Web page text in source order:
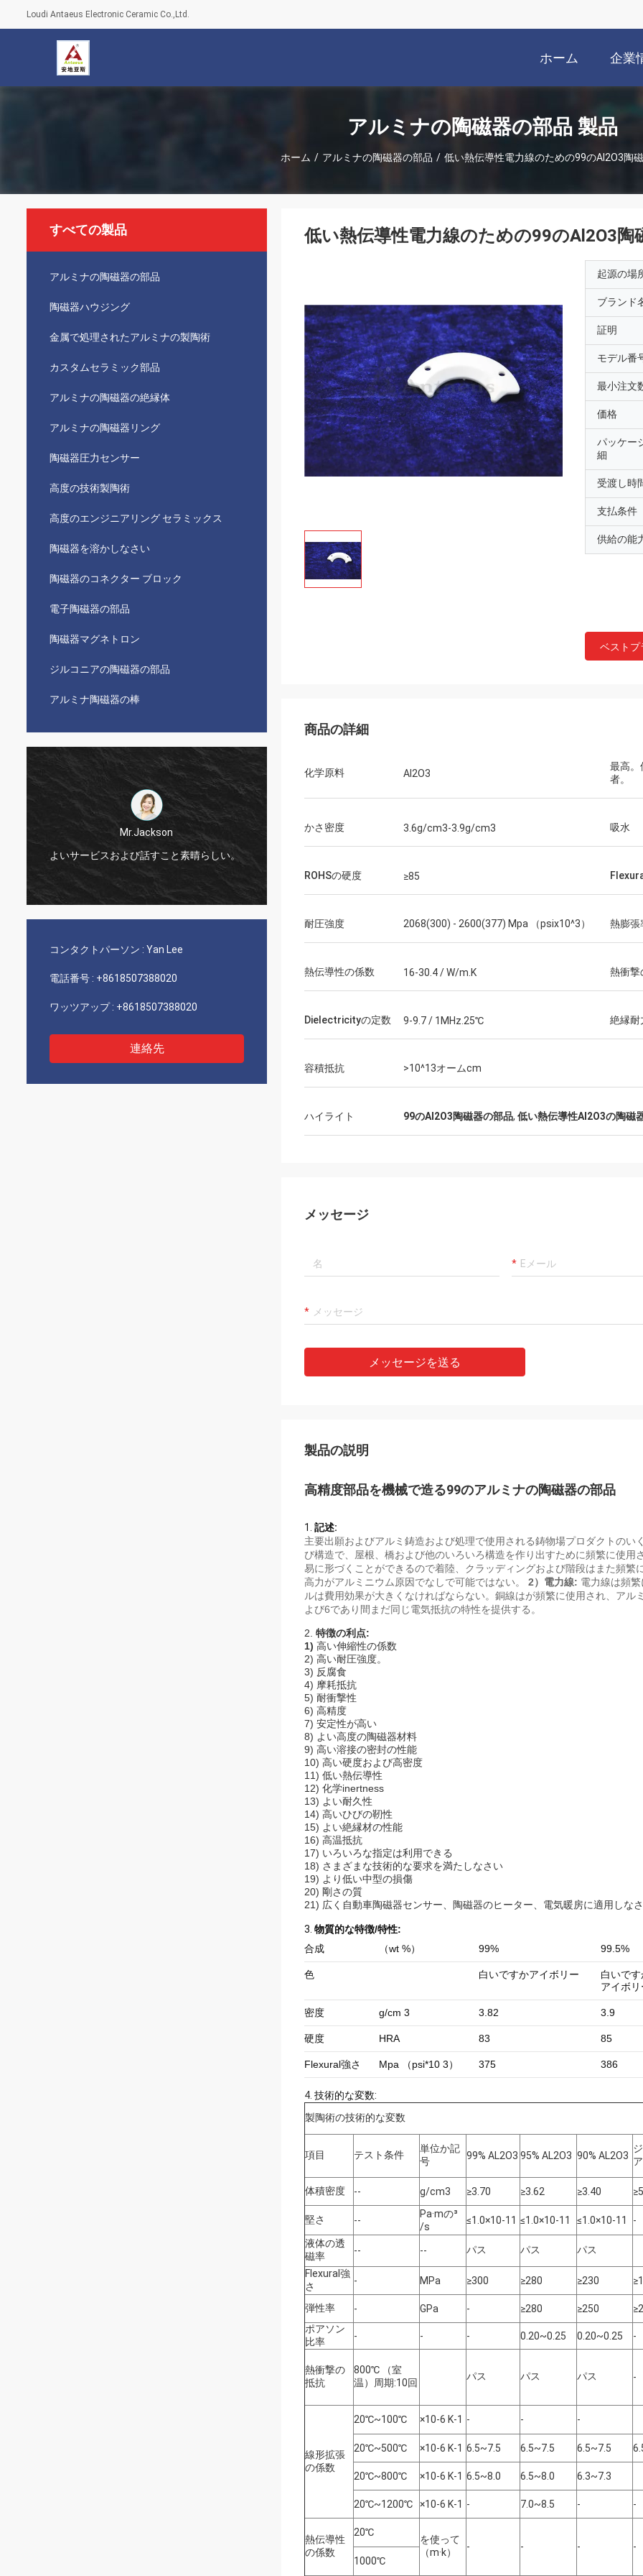
Loudi Antaeus Electronic Ceramic Co.,Ltd.
ホーム 企業
アルミナの陶磁器の部品 製品
ホーム / アルミナの陶磁器の部品 / 低い熱伝導性電力線のための99のAl2O3陶
すべての製品
アルミナの陶磁器の部品
陶磁器ハウジング
金属で処理されたアルミナの製陶術
カスタムセラミック部品
アルミナの陶磁器の絶縁体
アルミナの陶磁器リング
陶磁器圧力センサー
高度の技術製陶術
高度のエンジニアリング セラミックス
陶磁器を溶かしなさい
陶磁器のコネクター ブロック
電子陶磁器の部品
陶磁器マグネトロン
ジルコニアの陶磁器の部品
アルミナ陶磁器の棒
Mr.Jackson
よいサービスおよび話すこと素晴らしい。
Mr.Farn
コンタクトパーソン : Yan Lee
電話番号 : +8618507388020
ワッツアップ : +8618507388020
連絡先
低い熱伝導性電力線のための99のAl2O3陶
起源の場
ブランド
証明
モデル番
最小注文
価格
パッケー
細
受渡し時
支払条件
供給の能
ベストプ
商品の詳細
化学原料 Al2O3
最高。
者。
かさ密度 3.6g/cm3-3.9g/cm3 吸水
ROHSの硬度 ≥85
耐圧強度 2068(300) - 2600(377) Mpa （psix10^3） 熱膨張
熱伝導性の係数 16-30.4 / W/m.K 熱衝撃
Dielectricityの定数 9-9.7 / 1MHz.25℃ 絶縁耐
容積抵抗 >10^13オームcm
ハイライト 99のAl2O3陶磁器の部品, 低い熱伝導性Al2O3の陶磁
メッセージ
メッセージを送る
製品の説明
高精度部品を機械で造る99のアルミナの陶磁器の部品
1. 記述:
主要出願およびアルミ鋳造および処理で使用される鋳物場プロダクトのい
び構造で、屋根、橋および他のいろいろ構造を作り出すために頻繁に使
易に形づくことができるので着陸、クラッディングおよび階段はまた頻
高力がアルミニウム原因でなしで可能ではない。 2）電力線: 電力線は頻
ルは費用効果が大きくなければならない。銅線はが頻繁に使用され、ア
よび6であり間まだ同じ電気抵抗の特性を提供する。
2. 特徴の利点:
1) 高い伸縮性の係数
2) 高い耐圧強度。
3) 反腐食
4) 摩耗抵抗
5) 耐衝撃性
6) 高精度
7) 安定性が高い
8) よい高度の陶磁器材料
9) 高い溶接の密封の性能
10) 高い硬度および高密度
11) 低い熱伝導性
12) 化学inertness
13) よい耐久性
14) 高いひびの靭性
15) よい絶縁材の性能
16) 高温抵抗
17) いろいろな指定は利用できる
18) さまざまな技術的な要求を満たしなさい
19) より低い中型の損傷
20) 剛さの質
21) 広く自動車陶磁器センサー、陶磁器のヒーター、電気暖房に適用しな
3. 物質的な特徴/特性:
合成
（wt %） 99% 99.5%
色 白いですかアイボリー
白いです
アイボリ
密度 g/cm 3 3.82 3.9
硬度 HRA 83 85
Flexural強さ Mpa （psi*10 3） 375 386
4. 技術的な変数:
製陶術の技術的な変数
項目 テスト条件
単位か記
号
99% AL2O3 95% AL2O3 90% AL2O3 ア
体積密度 -- g/cm3 ≥3.70 ≥3.62 ≥3.40
堅さ --
Pa·mの³
/s
≤1.0×10-11 ≤1.0×10-11 ≤1.0×10-11
-
液体の透
磁率
-- -- パス パス パス
Flexural強
さ
- MPa ≥300 ≥280 ≥230
弾性率 - GPa - ≥280 ≥250
ポアソン
比率
- - - 0.20~0.25 0.20~0.25 -
熱衝撃の
抵抗
800℃ （室
温）周期:10回
パス パス パス -
線形拡張
の係数
20℃~100℃ ×10-6 K-1 - - -
20℃~500℃ ×10-6 K-1 6.5~7.5 6.5~7.5 6.5~7.5
20℃~800℃ ×10-6 K-1 6.5~8.0 6.5~8.0 6.3~7.3
20℃~1200℃ ×10-6 K-1 - 7.0~8.5 - -
熱伝導性
の係数
20℃
を使って
（m·k）
- - -
-
1000℃